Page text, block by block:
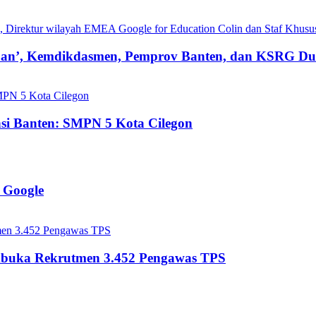
Kemdikdasmen, Pemprov Banten, dan KSRG
Banten: SMPN 5 Kota Cilegon
Rekrutmen 3.452 Pengawas TPS